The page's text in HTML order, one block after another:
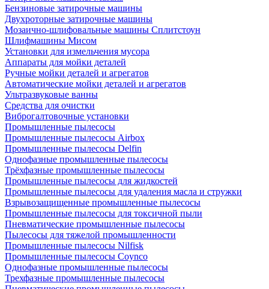
Бензиновые затирочные машины
Двухроторные затирочные машины
Мозаично-шлифовальные машины Сплитстоун
Шлифмашины Мисом
Установки для измельчения мусора
Аппараты для мойки деталей
Ручные мойки деталей и агрегатов
Автоматические мойки деталей и агрегатов
Ультразвуковые ванны
Средства для очистки
Виброгалтовочные установки
Промышленные пылесосы
Промышленные пылесосы Airbox
Промышленные пылесосы Delfin
Однофазные промышленные пылесосы
Трёхфазные промышленные пылесосы
Промышленные пылесосы для жидкостей
Промышленные пылесосы для удаления масла и стружки
Взрывозащищенные промышленные пылесосы
Промышленные пылесосы для токсичной пыли
Пневматические промышленные пылесосы
Пылесосы для тяжелой промышленности
Промышленные пылесосы Nilfisk
Промышленные пылесосы Coynco
Однофазные промышленные пылесосы
Трехфазные промышленные пылесосы